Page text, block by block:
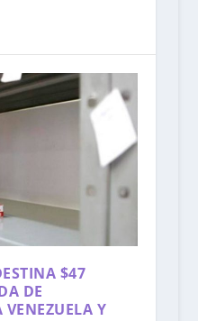
$47
DE
VENEZUELA Y